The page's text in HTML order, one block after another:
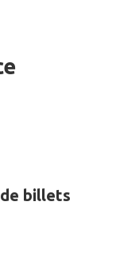
billets